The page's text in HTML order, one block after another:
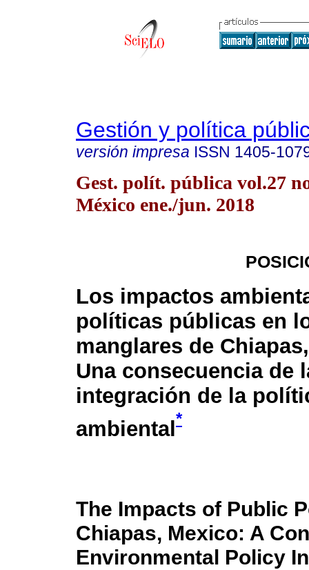
Gestión y política
versión impresa ISSN 1405-
Gest. polít. pública vol.27
México ene./jun. 2018
Los impactos
políticas públicas en
manglares de
Una consecuencia de
integración de la
ambiental *
The Impacts of Public
Chiapas, Mexico: A
Environmental Policy